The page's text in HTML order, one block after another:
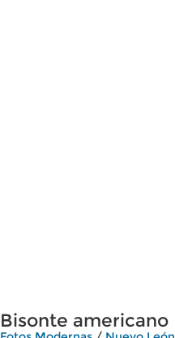
Bisonte americano